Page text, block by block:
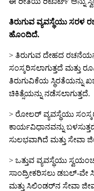
ತಿರುಗುವ ವ್ಯವಸ್ಥೆಯು ಸರಳ
ಹೊಂದಿದೆ.
> ತಿರುಗುವ ದೇಹದ
ಸಂಸ್ಕರಿಸಲಾಗುತ್ತದೆ ಮತ್ತು
ತಿರುಗುವಿಕೆಯ ಸ್ಥಿರತೆಯನ್ನು
ಚಿಕಿತ್ಸೆಯನ್ನು ನಡೆಸಲಾಗುತ್ತದೆ.
> ರೋಲರ್ ವ್ಯವಸ್ಥೆಯು
ಕಾರ್ಯವಿಧಾನವನ್ನು
ಸುಲಭವಾಗಿದೆ ಮತ್ತು ಸೇವಾ
> ಒತ್ತುವ ವ್ಯವಸ್ಥೆಯು
ಸಾಂದ್ರೀಕರಿಸಲು ಡಬಲ್-ವೇ
ಮತ್ತು ಸಿಲಿಂಡರ್‌ನ ಸೇವಾ